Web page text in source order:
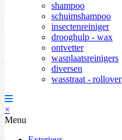
shampoo
schuimshampoo
insectenreiniger
drooghulp - wax
ontvetter
wasplaatsreinigers
diversen
wasstraat - rollover
×
Menu